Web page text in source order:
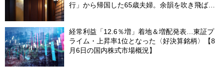
行」から帰国した65歳夫婦。余韻を吹き飛ばし
経常利益「12.6％増」着地＆増配発表…東証プ
ライム・上昇率1位となった〈好決算銘柄〉【8
月6日の国内株式市場概況】